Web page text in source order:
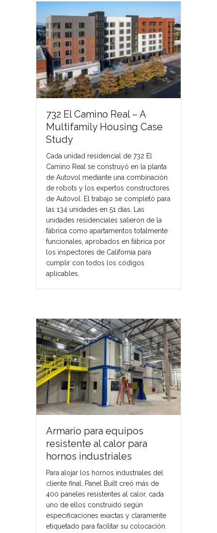
732 El Camino Real – A
Multifamily Housing Case
Study
Cada unidad residencial de 732 El
Camino Real se construyó en la planta
de Autovol mediante una combinación
de robots y los expertos constructores
de Autovol. El trabajo se completó para
las 134 unidades en 51 días. Las
unidades residenciales salieron de la
fábrica como apartamentos totalmente
funcionales, aprobados en fábrica por
los inspectores de California para
cumplir con todos los códigos
aplicables.
Armario para equipos
resistente al calor para
hornos industriales
Para alojar los hornos industriales del
cliente final, Panel Built creó más de
400 paneles resistentes al calor, cada
uno de ellos construido según
especificaciones exactas y claramente
etiquetado para facilitar su colocación.